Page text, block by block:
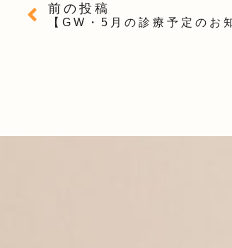
前の投稿
【GW・5月の診療予定のお